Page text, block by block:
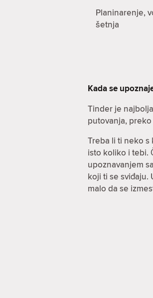
Planinarenje,
šetnja
Kada se
Tinder je
putovanja,
Treba li ti neko
isto koliko i tebi.
upoznavanjem
koji ti se
malo da se